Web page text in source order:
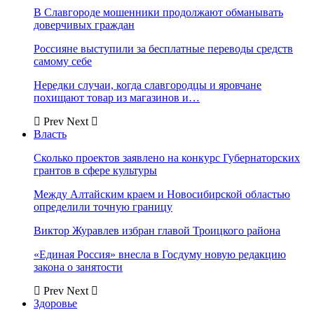
В Славгороде мошенники продолжают обманывать
доверчивых граждан
Россияне выступили за бесплатные переводы средств
самому себе
Нередки случаи, когда славгородцы и яровчане
похищают товар из магазинов и…
Prev Next
Власть
Сколько проектов заявлено на конкурс Губернаторских
грантов в сфере культуры
Между Алтайским краем и Новосибирской областью
определили точную границу
Виктор Журавлев избран главой Троицкого района
«Единая Россия» внесла в Госдуму новую редакцию
закона о занятости
Prev Next
Здоровье